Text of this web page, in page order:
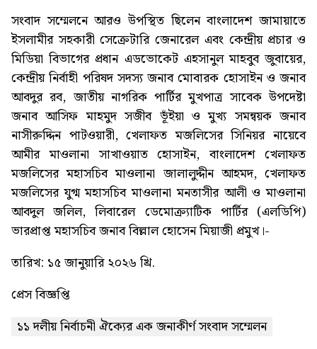
সংবাদ সম্মেলনে আরও উপস্থিত ছিলেন বাংলাদেশ জামায়াতে
ইসলামীর সহকারী সেক্রেটারি জেনারেল এবং কেন্দ্রীয় প্রচার ও
মিডিয়া বিভাগের প্রধান এডভোকেট এহসানুল মাহবুব জুবায়ের,
কেন্দ্রীয় নির্বাহী পরিষদ সদস্য জনাব মোবারক হোসাইন ও জনাব
আবদুর রব, জাতীয় নাগরিক পার্টির মুখপাত্র সাবেক উপদেষ্টা
জনাব আসিফ মাহমুদ সজীব ভূঁইয়া ও মুখ্য সমন্বয়ক জনাব
নাসীরুদ্দিন পাটওয়ারী, খেলাফত মজলিসের সিনিয়র নায়েবে
আমীর মাওলানা সাখাওয়াত হোসাইন, বাংলাদেশ খেলাফত
মজলিসের মহাসচিব মাওলানা জালালুদ্দীন আহমদ, খেলাফত
মজলিসের যুগ্ম মহাসচিব মাওলানা মনতাসীর আলী ও মাওলানা
আবদুল জলিল, লিবারেল ডেমোক্র্যাটিক পার্টির (এলডিপি)
ভারপ্রাপ্ত মহাসচিব জনাব বিল্লাল হোসেন মিয়াজী প্রমুখ।-
তারিখ: ১৫ জানুয়ারি ২০২৬ খ্রি.
প্রেস বিজ্ঞপ্তি
১১ দলীয় নির্বাচনী ঐক্যের এক জনাকীর্ণ সংবাদ সম্মেলন